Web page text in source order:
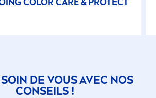
COLOR CARE&PROTECT
DE VOUS AVEC NOS
CONSEILS !